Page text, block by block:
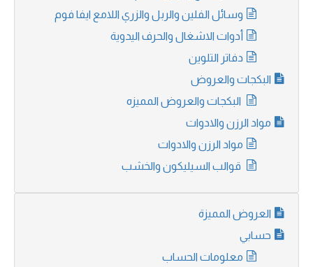
وسائل الفلين والربل والزري اللامع ايفا فوم
أدوات الاشغال والحرف اليدوية
دفاتر التلوين
البكجات والعروض
البكجات والعروض المميزه
مواد الرزن والادوات
مواد الرزن والادوات
قوالب السيليكون والخشب
العروض المميزة
حسابي
معلومات الحساب